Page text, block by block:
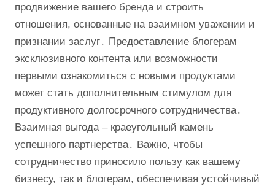
продвижение вашего бренда и строить
отношения, основанные на взаимном уважении и
признании заслуг․ Предоставление блогерам
эксклюзивного контента или возможности
первыми ознакомиться с новыми продуктами
может стать дополнительным стимулом для
продуктивного долгосрочного сотрудничества․
Взаимная выгода – краеугольный камень
успешного партнерства․ Важно, чтобы
сотрудничество приносило пользу как вашему
бизнесу, так и блогерам, обеспечивая устойчивый